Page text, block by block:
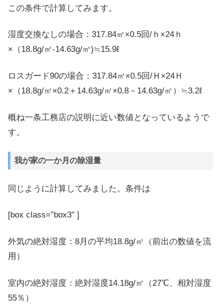
この条件で計算してみます。
湿度交換なしの場合：317.84㎥×0.5回/ｈ×24ｈ
×（18.8g/㎥-14.63g/㎥)≒15.9ℓ
ロスガード90の場合：317.84㎥×0.5回/Ｈ×24Ｈ
×（18.8g/㎥×0.2＋14.63g/㎥×0.8－14.63g/㎥）≒3.2ℓ
概ね一条工務店の説明に近い数値となっているようで
す。
我が家の一か月の除湿量
同じように計算してみました。条件は
[box class=”box3″ ]
外気の絶対湿度：8月の平均18.8g/㎥（前出の数値を流
用）
室内の絶対湿度：絶対湿度14.18g/㎥（27℃、相対湿度
55％）